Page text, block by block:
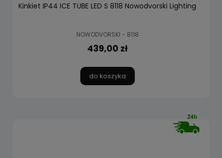
Kinkiet IP44 ICE TUBE LED S 8118 Nowodvorski Lighting
NOWODVORSKI - 8118
439,00 zł
do koszyka